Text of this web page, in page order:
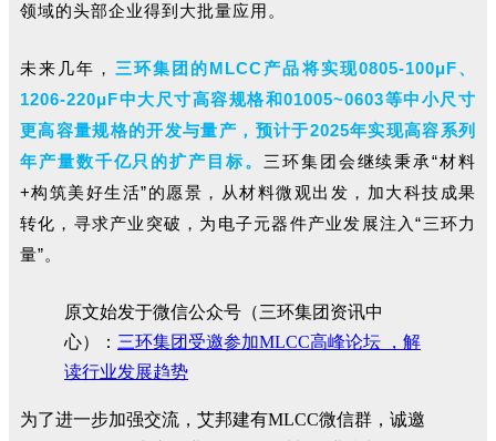
领域的头部企业得到大批量应用。
未来几年， 三环集团的MLCC产品将实现0805-100μF、
1206-220μF中大尺寸高容规格和01005~0603等中小尺寸
更高容量规格的开发与量产，预计于2025年实现高容系列
年产量数千亿只的扩产目标。 三环集团会继续秉承“材料
+构筑美好生活”的愿景，从材料微观出发，加大科技成果
转化，寻求产业突破，为电子元器件产业发展注入“三环力
量”。
原文始发于微信公众号（三环集团资讯中
心）： 三环集团受邀参加MLCC高峰论坛 ，解
读行业发展趋势
为了进一步加强交流，艾邦建有MLCC微信群，诚邀